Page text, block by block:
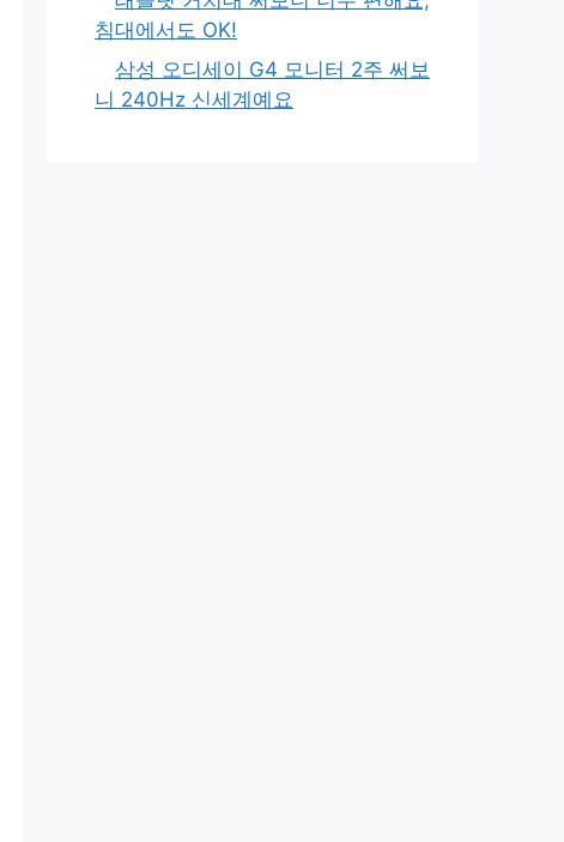
침대에서도 OK!
삼성 오디세이 G4 모니터 2주 써보
니 240Hz 신세계예요